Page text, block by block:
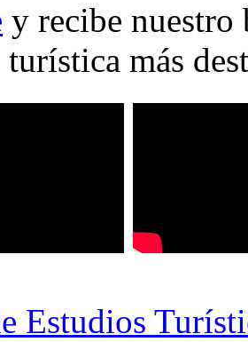
y recibe nuestro
más
Estudios